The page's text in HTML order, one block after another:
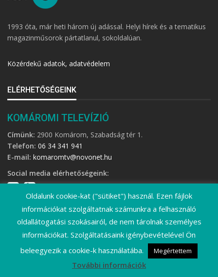
1993 óta, már heti három új adással. Helyi hírek és a tematikus
magazinműsorok pártatlanul, sokoldalúan.
Közérdekű adatok, adatvédelem
ELÉRHETŐSÉGEINK
KOMÁROMI TELEVÍZIÓ
Címünk: 2900 Komárom, Szabadság tér 1.
Telefon: 06 34 341 941
E-mail: komaromtv@novonet.hu
Social media elérhetőségeink:
©2026 Komáromi Televízió • Minden jog fenntartva!
Oldalunk cookie-kat ("sütiket") használ. Ezen fájlok
információkat szolgáltatnak számunkra a felhasználó
oldallátogatási szokásairól, de nem tárolnak személyes
információkat. Szolgáltatásaink igénybevételével Ön
beleegyezik a cookie-k használatába.
Megértettem
További információk